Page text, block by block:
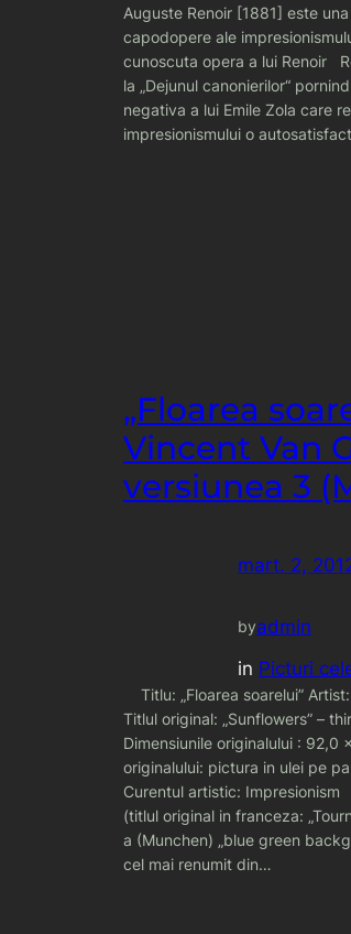
Auguste Renoir [1881] este
capodopere ale
cunoscuta opera a lui Renoir
la „Dejunul canonierilor“
negativa a lui Emile Zola care
impresionismului o
„Floarea
Vincent Van
versiunea 3
mart. 2,
byadmin
in Picturi
Titlu: „Floarea soarelui”
Titlul original: „Sunflowers” –
Dimensiunile originalului : 92,0
originalului: pictura in ulei pe
Curentul artistic: Impresionism
(titlul original in franceza:
a (Munchen) „blue green
cel mai renumit din…